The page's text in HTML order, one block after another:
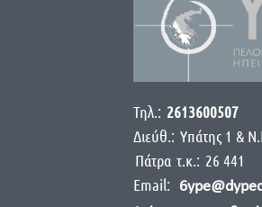
Τηλ.: 2613600507
Διεύθ.: Yπάτης 1 &
Πάτρα τ.κ.: 26 441
Email: